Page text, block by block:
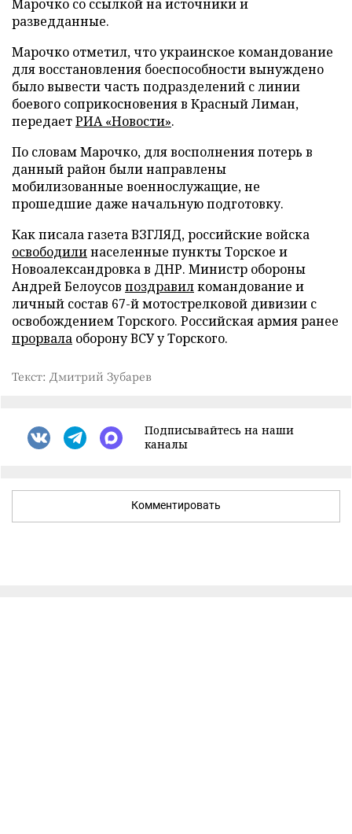
Марочко со ссылкой на источники и
разведданные.
Марочко отметил, что украинское командование
для восстановления боеспособности вынуждено
было вывести часть подразделений с линии
боевого соприкосновения в Красный Лиман,
передаетРИА «Новости».
По словам Марочко, для восполнения потерь в
данный район были направлены
мобилизованные военнослужащие, не
прошедшие даже начальную подготовку.
Как писала газета ВЗГЛЯД, российские войска
освободилинаселенные пункты Торское и
Новоалександровка в ДНР. Министр обороны
Андрей Белоусов поздравилкомандование и
личный состав 67-й мотострелковой дивизии с
освобождением Торского. Российская армия ранее
прорвала оборону ВСУ у Торского.
Текст: Дмитрий Зубарев
Подписывайтесь на наши
каналы
Комментировать